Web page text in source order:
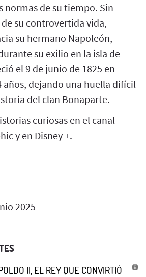
normas de su tiempo. Sin
su controvertida vida,
su hermano Napoleón,
su exilio en la isla de
el 9 de junio de 1825 en
años, dejando una huella difícil
del clan Bonaparte.
curiosas en el canal
y en Disney +.
2025
II, EL REY QUE CONVIRTIÓ